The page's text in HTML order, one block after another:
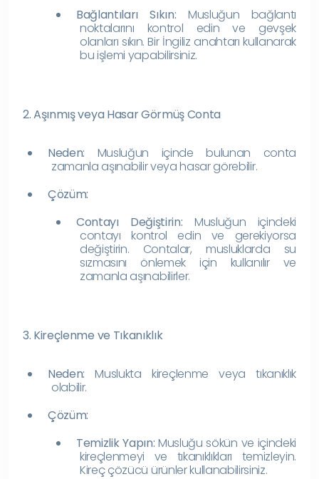
Bağlantıları Sıkın: Musluğun bağlantı
noktalarını kontrol edin ve gevşek
olanları sıkın. Bir İngiliz anahtarı kullanarak
bu işlemi yapabilirsiniz.
2. Aşınmış veya Hasar Görmüş Conta
Neden: Musluğun içinde bulunan conta
zamanla aşınabilir veya hasar görebilir.
Çözüm:
Contayı Değiştirin: Musluğun içindeki
contayı kontrol edin ve gerekiyorsa
değiştirin. Contalar, musluklarda su
sızmasını önlemek için kullanılır ve
zamanla aşınabilirler.
3. Kireçlenme ve Tıkanıklık
Neden: Muslukta kireçlenme veya tıkanıklık
olabilir.
Çözüm:
Temizlik Yapın: Musluğu sökün ve içindeki
kireçlenmeyi ve tıkanıklıkları temizleyin.
Kireç çözücü ürünler kullanabilirsiniz.